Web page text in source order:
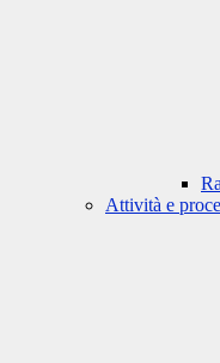
Attività e